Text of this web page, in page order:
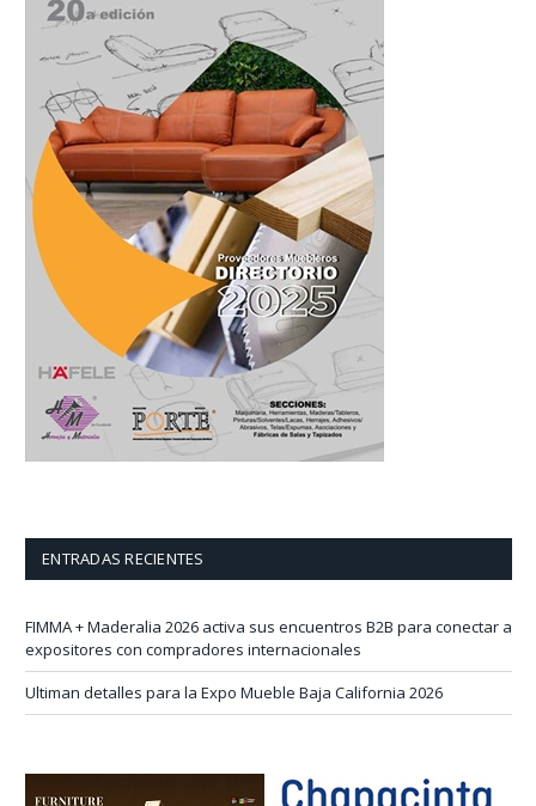
ENTRADAS RECIENTES
FIMMA + Maderalia 2026 activa sus encuentros B2B para conectar a
expositores con compradores internacionales
Ultiman detalles para la Expo Mueble Baja California 2026